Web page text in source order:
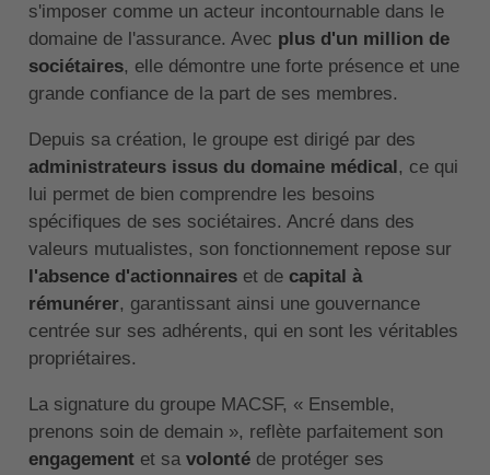
s'imposer comme un acteur incontournable dans le
domaine de l'assurance. Avec plus d'un million de
sociétaires, elle démontre une forte présence et une
grande confiance de la part de ses membres.
Depuis sa création, le groupe est dirigé par des
administrateurs issus du domaine médical , ce qui
lui permet de bien comprendre les besoins
spécifiques de ses sociétaires. Ancré dans des
valeurs mutualistes, son fonctionnement repose sur
l'absence d'actionnaireset de capital à
rémunérer, garantissant ainsi une gouvernance
centrée sur ses adhérents, qui en sont les véritables
propriétaires.
La signature du groupe MACSF, « Ensemble,
prenons soin de demain », reflète parfaitement son
engagement et sa volonté de protéger ses